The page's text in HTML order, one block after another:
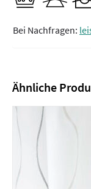
Bei Nachfragen:
Ähnliche